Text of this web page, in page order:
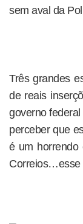
sem aval da
Três grandes
de reais
governo federal
perceber que
é um horrendo
Correios…esse